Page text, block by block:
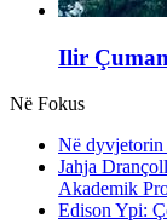
Ilir
Në Fokus
Në dyvjetorin
Jahja
Akademik
Edison Ypi: